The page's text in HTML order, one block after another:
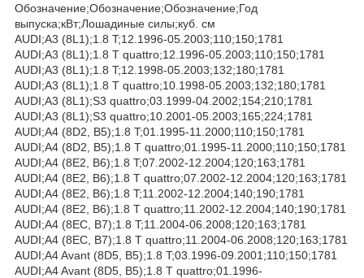
Обозначение;Обозначение;Обозначение;Год
выпуска;кВт;Лошадиные силы;куб. см
AUDI;A3 (8L1);1.8 T;12.1996-05.2003;110;150;1781
AUDI;A3 (8L1);1.8 T quattro;12.1996-05.2003;110;150;1781
AUDI;A3 (8L1);1.8 T;12.1998-05.2003;132;180;1781
AUDI;A3 (8L1);1.8 T quattro;10.1998-05.2003;132;180;1781
AUDI;A3 (8L1);S3 quattro;03.1999-04.2002;154;210;1781
AUDI;A3 (8L1);S3 quattro;10.2001-05.2003;165;224;1781
AUDI;A4 (8D2, B5);1.8 T;01.1995-11.2000;110;150;1781
AUDI;A4 (8D2, B5);1.8 T quattro;01.1995-11.2000;110;150;1781
AUDI;A4 (8E2, B6);1.8 T;07.2002-12.2004;120;163;1781
AUDI;A4 (8E2, B6);1.8 T quattro;07.2002-12.2004;120;163;1781
AUDI;A4 (8E2, B6);1.8 T;11.2002-12.2004;140;190;1781
AUDI;A4 (8E2, B6);1.8 T quattro;11.2002-12.2004;140;190;1781
AUDI;A4 (8EC, B7);1.8 T;11.2004-06.2008;120;163;1781
AUDI;A4 (8EC, B7);1.8 T quattro;11.2004-06.2008;120;163;1781
AUDI;A4 Avant (8D5, B5);1.8 T;03.1996-09.2001;110;150;1781
AUDI;A4 Avant (8D5, B5);1.8 T quattro;01.1996-